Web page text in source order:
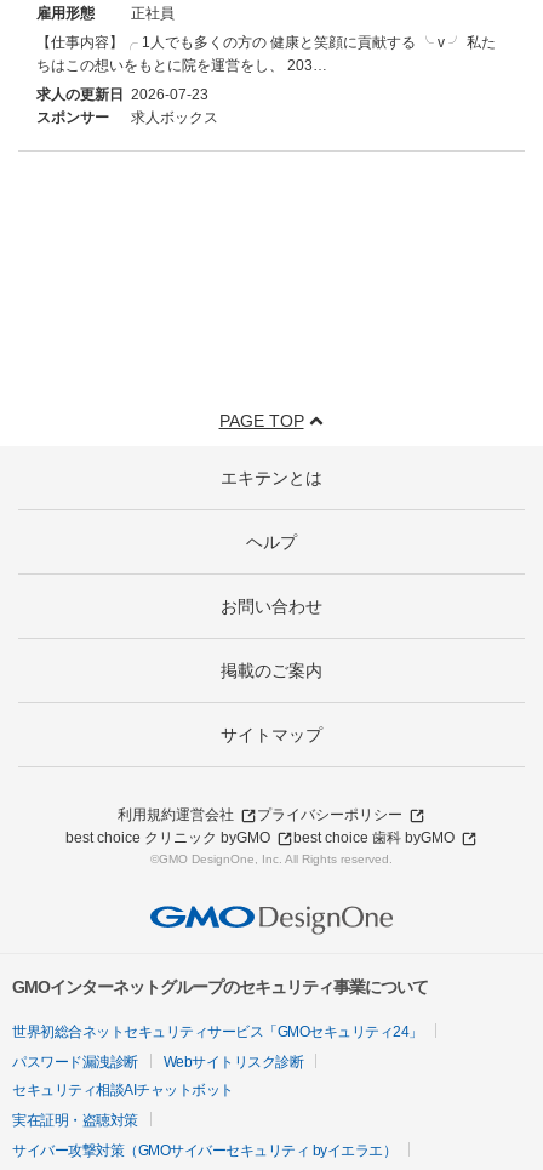
雇用形態
正社員
【仕事内容】╭ 1人でも多くの方の 健康と笑顔に貢献する ╰ v ╯ 私た
ちはこの想いをもとに院を運営をし、 203…
求人の更新日 2026-07-23
スポンサー
求人ボックス
PAGE TOP
エキテンとは
ヘルプ
お問い合わせ
掲載のご案内
サイトマップ
利用規約運営会社
プライバシーポリシー
best choice クリニック byGMO
best choice 歯科 byGMO
©GMO DesignOne, Inc. All Rights reserved.
GMOインターネットグループのセキュリティ事業について
世界初総合ネットセキュリティサービス「GMOセキュリティ24」
パスワード漏洩診断
Webサイトリスク診断
セキュリティ相談AIチャットボット
実在証明・盗聴対策
サイバー攻撃対策（GMOサイバーセキュリティ byイエラエ）